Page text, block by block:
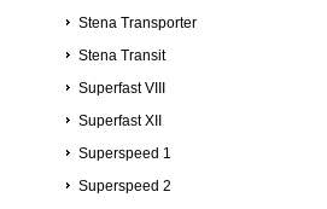
Stena Transporter
Stena Transit
Superfast VIII
Superfast XII
Superspeed 1
Superspeed 2